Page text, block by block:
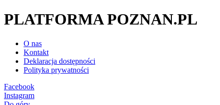
PLATFORMA POZNAN.PL
O nas
Kontakt
Deklaracja dostępności
Polityka prywatności
Facebook
Instagram